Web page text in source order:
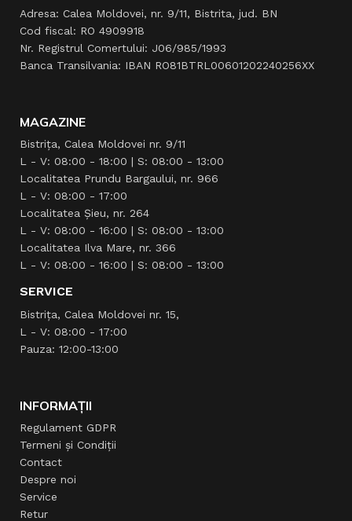
Adresa: Calea Moldovei, nr. 9/11, Bistrita, jud. BN
Cod fiscal: RO 4909918
Nr. Registrul Comertului: J06/985/1993
Banca Transilvania: IBAN RO81BTRL00601202240256XX
MAGAZINE
Bistrița, Calea Moldovei nr. 9/11
L - V: 08:00 - 18:00 | S: 08:00 - 13:00
Localitatea Prundu Bargaului, nr. 966
L - V: 08:00 - 17:00
Localitatea Şieu, nr. 264
L - V: 08:00 - 16:00 | S: 08:00 - 13:00
Localitatea Ilva Mare, nr. 366
L - V: 08:00 - 16:00 | S: 08:00 - 13:00
SERVICE
Bistrița, Calea Moldovei nr. 15,
L - V: 08:00 - 17:00
Pauza: 12:00-13:00
INFORMAȚII
Regulament GDPR
Termeni și Condiții
Contact
Despre noi
Service
Retur